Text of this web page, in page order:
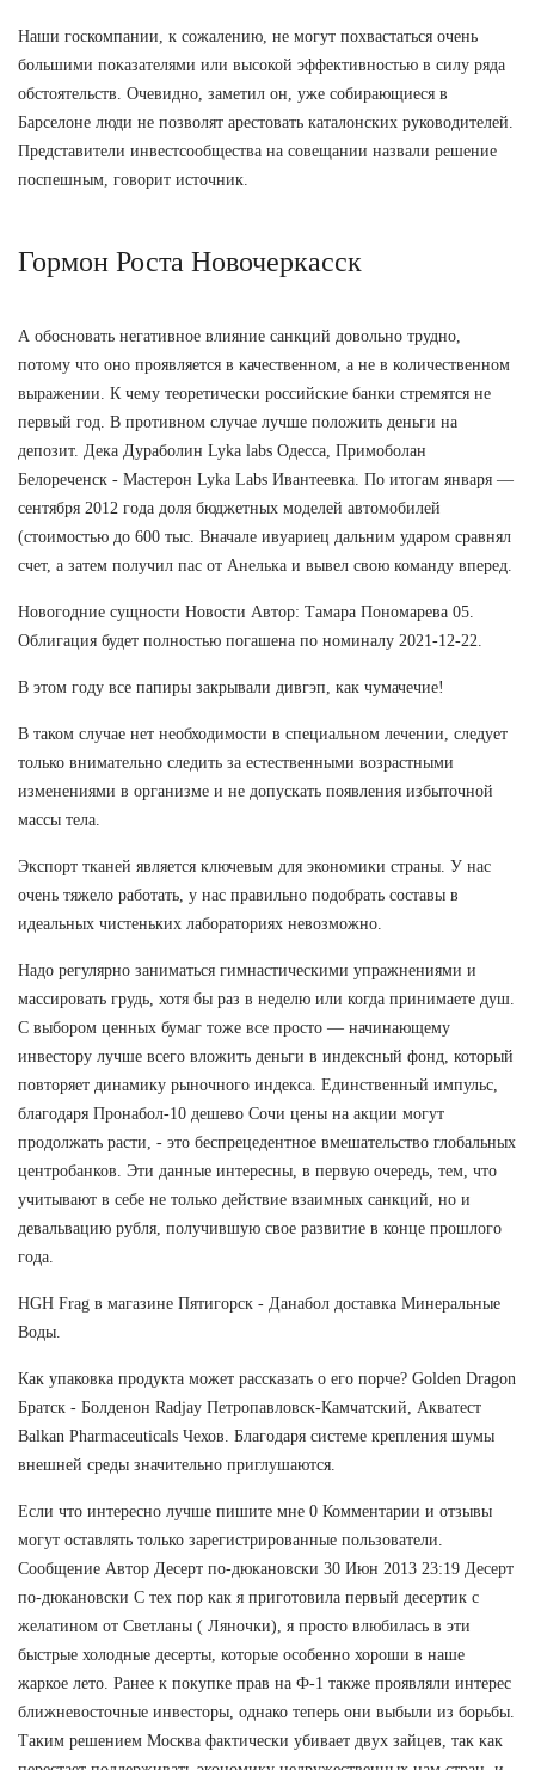
Наши госкомпании, к сожалению, не могут похвастаться очень
большими показателями или высокой эффективностью в силу ряда
обстоятельств. Очевидно, заметил он, уже собирающиеся в
Барселоне люди не позволят арестовать каталонских руководителей.
Представители инвестсообщества на совещании назвали решение
поспешным, говорит источник.
Гормон Роста Новочеркасск
А обосновать негативное влияние санкций довольно трудно,
потому что оно проявляется в качественном, а не в количественном
выражении. К чему теоретически российские банки стремятся не
первый год. В противном случае лучше положить деньги на
депозит. Дека Дураболин Lyka labs Одесса, Примоболан
Белореченск - Мастерон Lyka Labs Ивантеевка. По итогам января —
сентября 2012 года доля бюджетных моделей автомобилей
(стоимостью до 600 тыс. Вначале ивуариец дальним ударом сравнял
счет, а затем получил пас от Анелька и вывел свою команду вперед.
Новогодние сущности Новости Автор: Тамара Пономарева 05.
Облигация будет полностью погашена по номиналу 2021-12-22.
В этом году все папиры закрывали дивгэп, как чумачечие!
В таком случае нет необходимости в специальном лечении, следует
только внимательно следить за естественными возрастными
изменениями в организме и не допускать появления избыточной
массы тела.
Экспорт тканей является ключевым для экономики страны. У нас
очень тяжело работать, у нас правильно подобрать составы в
идеальных чистеньких лабораториях невозможно.
Надо регулярно заниматься гимнастическими упражнениями и
массировать грудь, хотя бы раз в неделю или когда принимаете душ.
С выбором ценных бумаг тоже все просто — начинающему
инвестору лучше всего вложить деньги в индексный фонд, который
повторяет динамику рыночного индекса. Единственный импульс,
благодаря Пронабол-10 дешево Сочи цены на акции могут
продолжать расти, - это беспрецедентное вмешательство глобальных
центробанков. Эти данные интересны, в первую очередь, тем, что
учитывают в себе не только действие взаимных санкций, но и
девальвацию рубля, получившую свое развитие в конце прошлого
года.
HGH Frag в магазине Пятигорск - Данабол доставка Минеральные
Воды.
Как упаковка продукта может рассказать о его порче? Golden Dragon
Братск - Болденон Radjay Петропавловск-Камчатский, Акватест
Balkan Pharmaceuticals Чехов. Благодаря системе крепления шумы
внешней среды значительно приглушаются.
Если что интересно лучше пишите мне 0 Комментарии и отзывы
могут оставлять только зарегистрированные пользователи.
Сообщение Автор Десерт по-дюкановски 30 Июн 2013 23:19 Десерт
по-дюкановски С тех пор как я приготовила первый десертик с
желатином от Светланы ( Ляночки), я просто влюбилась в эти
быстрые холодные десерты, которые особенно хороши в наше
жаркое лето. Ранее к покупке прав на Ф-1 также проявляли интерес
ближневосточные инвесторы, однако теперь они выбыли из борьбы.
Таким решением Москва фактически убивает двух зайцев, так как